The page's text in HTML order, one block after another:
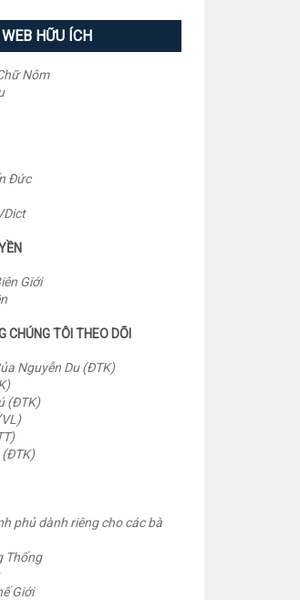
HỮU ÍCH
Nôm
Đức
Giới
CHÚNG TÔI THEO DÕI
Nguyễn Du (ĐTK)
(ĐTK)
(ĐTK)
phủ dành riêng cho các bà
Thống
Giới